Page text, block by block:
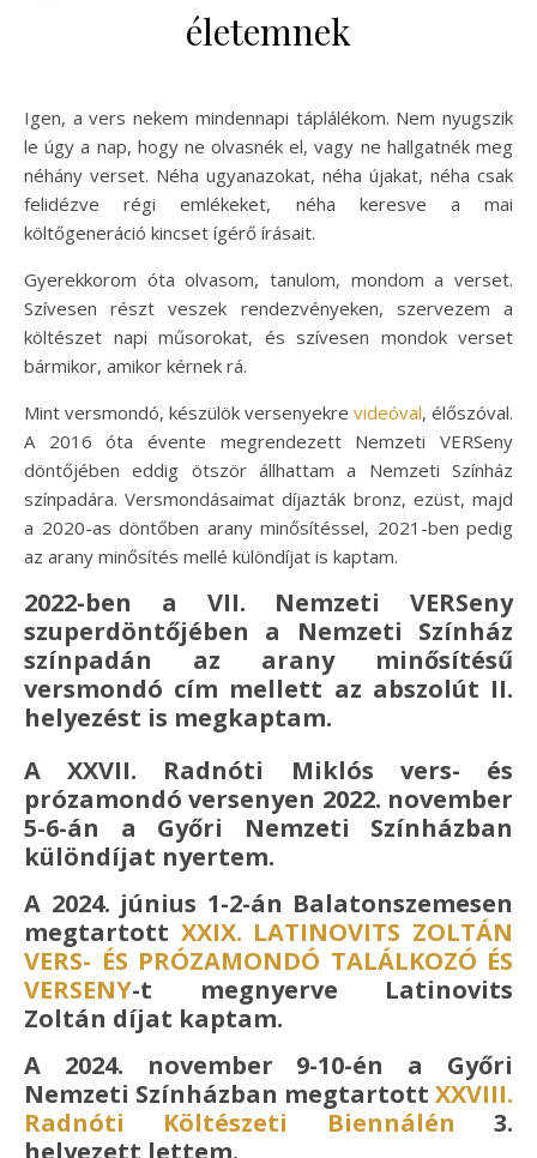
életemnek
Igen, a vers nekem mindennapi táplálékom. Nem nyugszik
le úgy a nap, hogy ne olvasnék el, vagy ne hallgatnék meg
néhány verset. Néha ugyanazokat, néha újakat, néha csak
felidézve régi emlékeket, néha keresve a mai
költőgeneráció kincset ígérő írásait.
Gyerekkorom óta olvasom, tanulom, mondom a verset.
Szívesen részt veszek rendezvényeken, szervezem a
költészet napi műsorokat, és szívesen mondok verset
bármikor, amikor kérnek rá.
Mint versmondó, készülök versenyekre videóval, élőszóval.
A 2016 óta évente megrendezett Nemzeti VERSeny
döntőjében eddig ötször állhattam a Nemzeti Színház
színpadára. Versmondásaimat díjazták bronz, ezüst, majd
a 2020-as döntőben arany minősítéssel, 2021-ben pedig
az arany minősítés mellé különdíjat is kaptam.
2022-ben a VII. Nemzeti VERSeny
szuperdöntőjében a Nemzeti Színház
színpadán az arany minősítésű
versmondó cím mellett az abszolút II.
helyezést is megkaptam.
A XXVII. Radnóti Miklós vers- és
prózamondó versenyen 2022. november
5-6-án a Győri Nemzeti Színházban
különdíjat nyertem.
A 2024. június 1-2-án Balatonszemesen
megtartott XXIX. LATINOVITS ZOLTÁN
VERS- ÉS PRÓZAMONDÓ TALÁLKOZÓ ÉS
VERSENY-t megnyerve Latinovits
Zoltán díjat kaptam.
A 2024. november 9-10-én a Győri
Nemzeti Színházban megtartott XXVIII.
Radnóti Költészeti Biennálén 3.
helyezett lettem.